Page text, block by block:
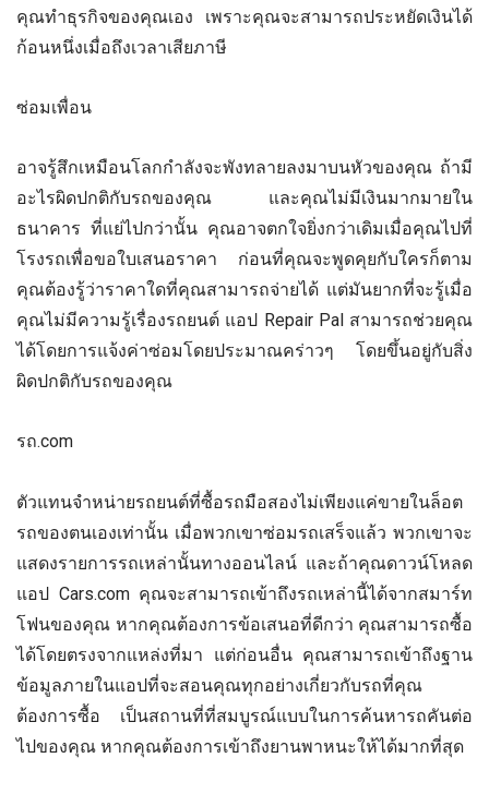
คุณทำธุรกิจของคุณเอง เพราะคุณจะสามารถประหยัดเงินได้
ก้อนหนึ่งเมื่อถึงเวลาเสียภาษี
ซ่อมเพื่อน
อาจรู้สึกเหมือนโลกกำลังจะพังทลายลงมาบนหัวของคุณ ถ้ามี
อะไรผิดปกติกับรถของคุณ และคุณไม่มีเงินมากมายใน
ธนาคาร ที่แย่ไปกว่านั้น คุณอาจตกใจยิ่งกว่าเดิมเมื่อคุณไปที่
โรงรถเพื่อขอใบเสนอราคา ก่อนที่คุณจะพูดคุยกับใครก็ตาม
คุณต้องรู้ว่าราคาใดที่คุณสามารถจ่ายได้ แต่มันยากที่จะรู้เมื่อ
คุณไม่มีความรู้เรื่องรถยนต์ แอป Repair Pal สามารถช่วยคุณ
ได้โดยการแจ้งค่าซ่อมโดยประมาณคร่าวๆ โดยขึ้นอยู่กับสิ่ง
ผิดปกติกับรถของคุณ
รถ.com
ตัวแทนจำหน่ายรถยนต์ที่ซื้อรถมือสองไม่เพียงแค่ขายในล็อต
รถของตนเองเท่านั้น เมื่อพวกเขาซ่อมรถเสร็จแล้ว พวกเขาจะ
แสดงรายการรถเหล่านั้นทางออนไลน์ และถ้าคุณดาวน์โหลด
แอป Cars.com คุณจะสามารถเข้าถึงรถเหล่านี้ได้จากสมาร์ท
โฟนของคุณ หากคุณต้องการข้อเสนอที่ดีกว่า คุณสามารถซื้อ
ได้โดยตรงจากแหล่งที่มา แต่ก่อนอื่น คุณสามารถเข้าถึงฐาน
ข้อมูลภายในแอปที่จะสอนคุณทุกอย่างเกี่ยวกับรถที่คุณ
ต้องการซื้อ เป็นสถานที่ที่สมบูรณ์แบบในการค้นหารถคันต่อ
ไปของคุณ หากคุณต้องการเข้าถึงยานพาหนะให้ได้มากที่สุด